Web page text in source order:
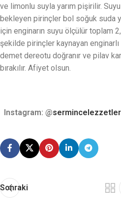
ve limonlu suyla yarım pişirilir.
bekleyen pirinçler bol soğuk suda
için enginarın suyu ölçülür toplam
şekilde pirinçler kaynayan enginarlı
demet dereotu doğranır ve pilav
bırakılır. Afiyet olsun.
Instagram: @sermincelezzetler
Sonraki